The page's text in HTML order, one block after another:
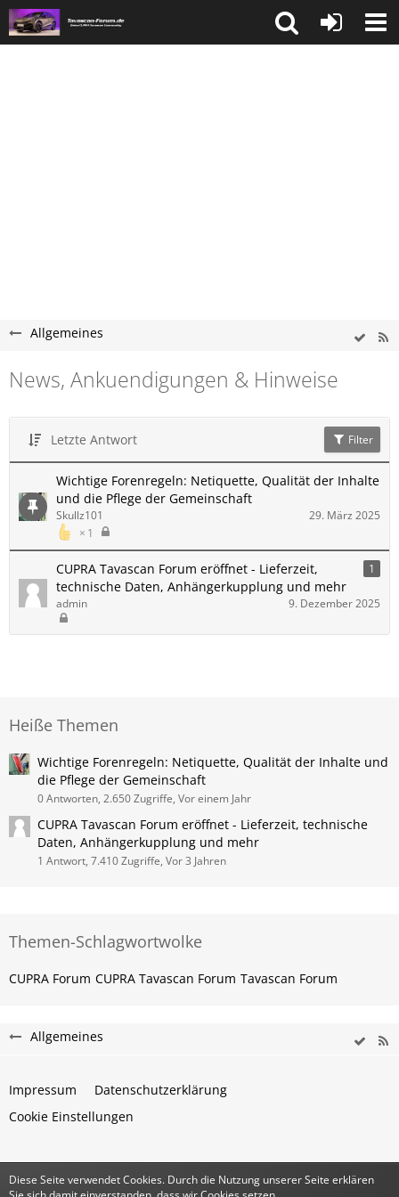
Allgemeines
News, Ankuendigungen & Hinweise
Letzte Antwort Filter
Wichtige Forenregeln: Netiquette, Qualität der Inhalte
und die Pflege der Gemeinschaft
1
Skullz101 29. März 2025
CUPRA Tavascan Forum eröffnet - Lieferzeit,
technische Daten, Anhängerkupplung und mehr
1
admin 9. Dezember 2025
Heiße Themen
Wichtige Forenregeln: Netiquette, Qualität der Inhalte und
die Pflege der Gemeinschaft
0 Antworten, 2.650 Zugriffe, Vor einem Jahr
CUPRA Tavascan Forum eröffnet - Lieferzeit, technische
Daten, Anhängerkupplung und mehr
1 Antwort, 7.410 Zugriffe, Vor 3 Jahren
Themen-Schlagwortwolke
CUPRA Forum CUPRA Tavascan Forum Tavascan Forum
Allgemeines
Impressum
Datenschutzerklärung
Cookie Einstellungen
Community-Software:WoltLab Suite™
Diese Seite verwendet Cookies. Durch die Nutzung unserer Seite erklären